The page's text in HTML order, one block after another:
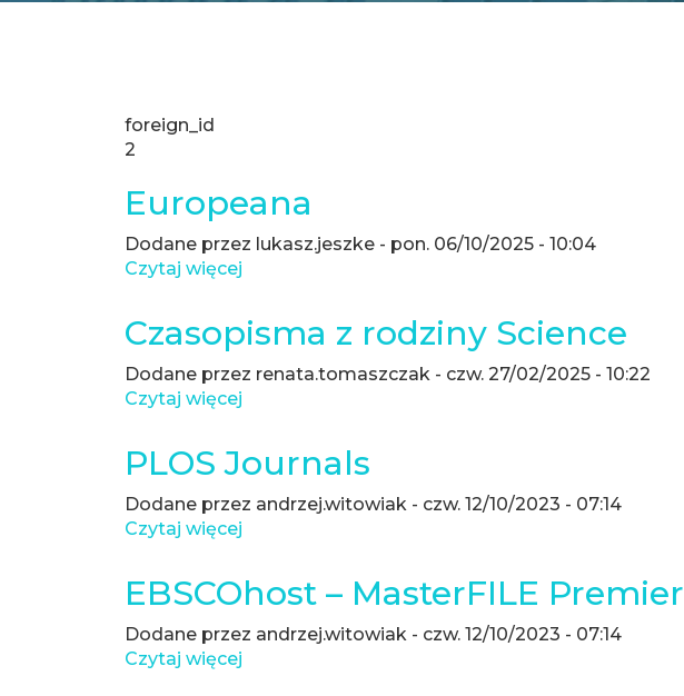
foreign_id
2
Europeana
Dodane przez lukasz.jeszke- pon. 06/10/2025 - 10:04
Czytaj więcej
Czasopisma z rodziny Science
Dodane przez renata.tomaszczak- czw. 27/02/2025 - 10:22
Czytaj więcej
rodziny
Science
PLOS Journals
Dodane przez andrzej.witowiak- czw. 12/10/2023 - 07:14
Czytaj więcej
Journals
EBSCOhost – MasterFILE Premier
Dodane przez andrzej.witowiak- czw. 12/10/2023 - 07:14
Czytaj więcej